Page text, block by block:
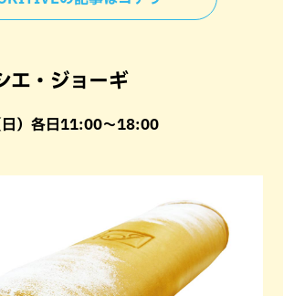
エ・ジョーギ
）各日11:00〜18:00